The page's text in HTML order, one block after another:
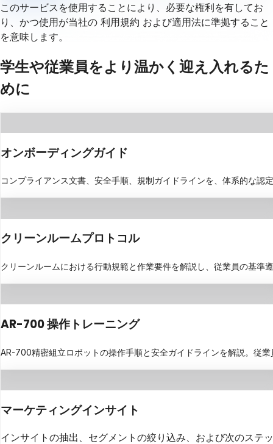
このサービスを使用することにより、必要な権利を有してお
り、かつ使用が当社の 利用規約 および適用法に準拠すること
を意味します。
学生や従業員をより温かく迎え入れるた
めに
オンボーディングガイド
コンプライアンス文書、安全手順、規制ガイドラインを、体系的な
クリーンルームプロトコル
クリーンルームにおける行動規範と作業要件を解説し、従業員の基準
AR-700 操作トレーニング
AR-700精密組立ロボットの操作手順と安全ガイドラインを解説。従
マーケティングインサイト
インサイトの抽出、セグメントの絞り込み、および次のステ